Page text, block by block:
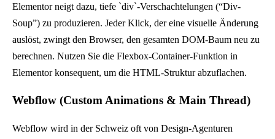
Elementor neigt dazu, tiefe `div`-Verschachtelungen (“Div-
Soup”) zu produzieren. Jeder Klick, der eine visuelle Änderung
auslöst, zwingt den Browser, den gesamten DOM-Baum neu zu
berechnen. Nutzen Sie die Flexbox-Container-Funktion in
Elementor konsequent, um die HTML-Struktur abzuflachen.
Webflow (Custom Animations & Main Thread)
Webflow wird in der Schweiz oft von Design-Agenturen